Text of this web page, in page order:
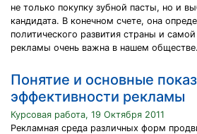
не только покупку зубной пасты, но и
кандидата. В конечном счете, она
политического развития страны и
рекламы очень важна в нашем обществе.
Понятие и основные
эффективности рекламы
Курсовая работа, 19 Октября 2011
Рекламная среда различных форм